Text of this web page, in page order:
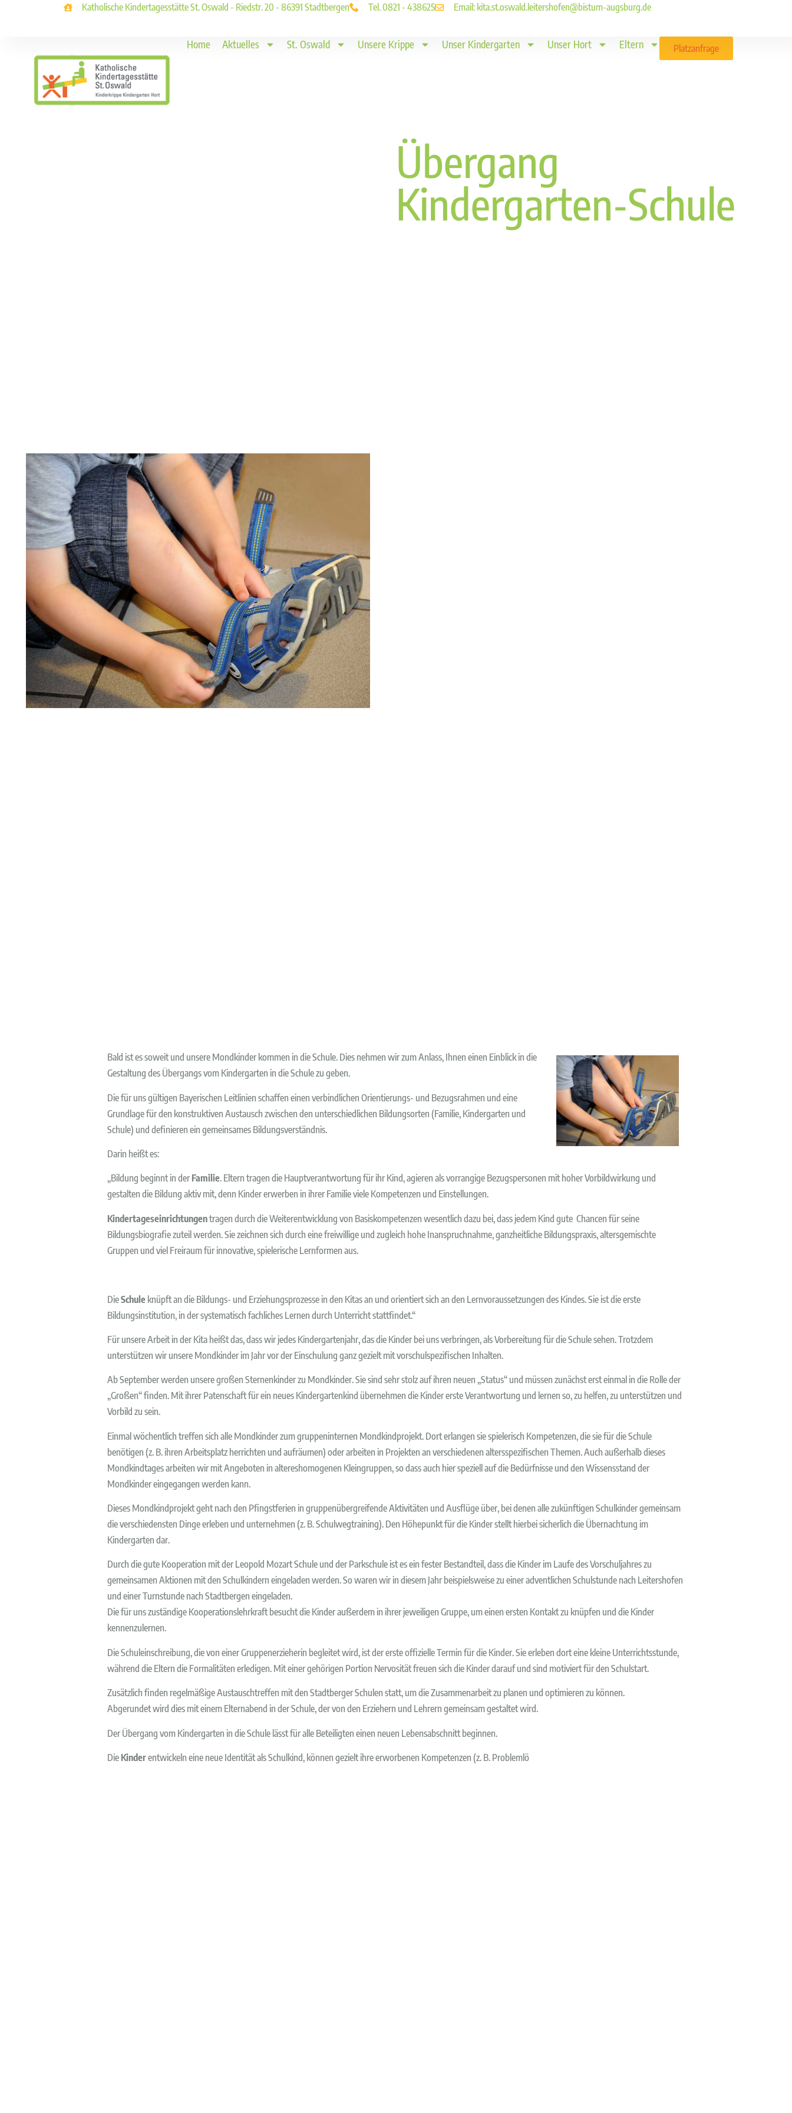
Katholische Kindertagesstätte St. Oswald - Riedstr. 20 - 86391 Stadtbergen Tel. 0821 - 438625 Email: kita.st.oswald.leitershofen@bistum-augsburg.de
Home Aktuelles St. Oswald Unsere Krippe Unser Kindergarten Unser Hort Eltern Platzanfrage
Übergang
Kindergarten-Schule
Bald ist es soweit und unsere Mondkinder kommen in die Schule. Dies nehmen wir zum Anlass, Ihnen einen Einblick in die
Gestaltung des Übergangs vom Kindergarten in die Schule zu geben.
Die für uns gültigen Bayerischen Leitlinien schaffen einen verbindlichen Orientierungs- und Bezugsrahmen und eine
Grundlage für den konstruktiven Austausch zwischen den unterschiedlichen Bildungsorten (Familie, Kindergarten und
Schule) und definieren ein gemeinsames Bildungsverständnis.
Darin heißt es:
„Bildung beginnt in der Familie. Eltern tragen die Hauptverantwortung für ihr Kind, agieren als vorrangige Bezugspersonen mit hoher Vorbildwirkung und
gestalten die Bildung aktiv mit, denn Kinder erwerben in ihrer Familie viele Kompetenzen und Einstellungen.
Kindertageseinrichtungentragen durch die Weiterentwicklung von Basiskompetenzen wesentlich dazu bei, dass jedem Kind gute Chancen für seine
Bildungsbiografie zuteil werden. Sie zeichnen sich durch eine freiwillige und zugleich hohe Inanspruchnahme, ganzheitliche Bildungspraxis, altersgemischte
Gruppen und viel Freiraum für innovative, spielerische Lernformen aus.
DieSchuleknüpft an die Bildungs- und Erziehungsprozesse in den Kitas an und orientiert sich an den Lernvoraussetzungen des Kindes. Sie ist die erste
Bildungsinstitution, in der systematisch fachliches Lernen durch Unterricht stattfindet.“
Für unsere Arbeit in der Kita heißt das, dass wir jedes Kindergartenjahr, das die Kinder bei uns verbringen, als Vorbereitung für die Schule sehen. Trotzdem
unterstützen wir unsere Mondkinder im Jahr vor der Einschulung ganz gezielt mit vorschulspezifischen Inhalten.
Ab September werden unsere großen Sternenkinder zu Mondkinder. Sie sind sehr stolz auf ihren neuen „Status“ und müssen zunächst erst einmal in die Rolle der
„Großen“ finden. Mit ihrer Patenschaft für ein neues Kindergartenkind übernehmen die Kinder erste Verantwortung und lernen so, zu helfen, zu unterstützen und
Vorbild zu sein.
Einmal wöchentlich treffen sich alle Mondkinder zum gruppeninternen Mondkindprojekt. Dort erlangen sie spielerisch Kompetenzen, die sie für die Schule
benötigen (z. B. ihren Arbeitsplatz herrichten und aufräumen) oder arbeiten in Projekten an verschiedenen altersspezifischen Themen. Auch außerhalb dieses
Mondkindtages arbeiten wir mit Angeboten in altereshomogenen Kleingruppen, so dass auch hier speziell auf die Bedürfnisse und den Wissensstand der
Mondkinder eingegangen werden kann.
Dieses Mondkindprojekt geht nach den Pfingstferien in gruppenübergreifende Aktivitäten und Ausflüge über, bei denen alle zukünftigen Schulkinder gemeinsam
die verschiedensten Dinge erleben und unternehmen (z. B. Schulwegtraining). Den Höhepunkt für die Kinder stellt hierbei sicherlich die Übernachtung im
Kindergarten dar.
Durch die gute Kooperation mit der Leopold Mozart Schule und der Parkschule ist es ein fester Bestandteil, dass die Kinder im Laufe des Vorschuljahres zu
gemeinsamen Aktionen mit den Schulkindern eingeladen werden. So waren wir in diesem Jahr beispielsweise zu einer adventlichen Schulstunde nach Leitershofen
und einer Turnstunde nach Stadtbergen eingeladen.
Die für uns zuständige Kooperationslehrkraft besucht die Kinder außerdem in ihrer jeweiligen Gruppe, um einen ersten Kontakt zu knüpfen und die Kinder
kennenzulernen.
Die Schuleinschreibung, die von einer Gruppenerzieherin begleitet wird, ist der erste offizielle Termin für die Kinder. Sie erleben dort eine kleine Unterrichtsstunde,
während die Eltern die Formalitäten erledigen. Mit einer gehörigen Portion Nervosität freuen sich die Kinder darauf und sind motiviert für den Schulstart.
Zusätzlich finden regelmäßige Austauschtreffen mit den Stadtberger Schulen statt, um die Zusammenarbeit zu planen und optimieren zu können.
Abgerundet wird dies mit einem Elternabend in der Schule, der von den Erziehern und Lehrern gemeinsam gestaltet wird.
Der Übergang vom Kindergarten in die Schule lässt für alle Beteiligten einen neuen Lebensabschnitt beginnen.
Die Kinderentwickeln eine neue Identität als Schulkind, können gezielt ihre erworbenen Kompetenzen (z. B. Problemlö